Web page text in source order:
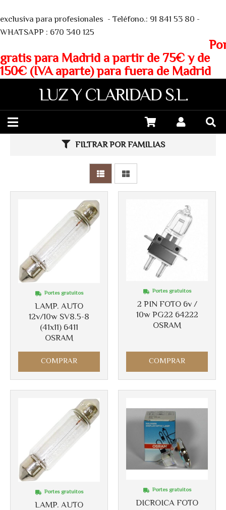
exclusiva para profesionales - Teléfono.: 91 841 53 80 -
WHATSAPP : 670 340 125
gratis para Madrid a partir de 75€ y de
150€ (IVA aparte) para fuera de Madrid
LUZ Y CLARIDAD S.L.
FILTRAR POR FAMILIAS
LAMP. AUTO
12v/10w SV8.5-8
(41x11) 6411
OSRAM
Portes gratuitos
COMPRAR
2 PIN FOTO 6v /
10w PG22 64222
OSRAM
Portes gratuitos
COMPRAR
LAMP. AUTO
Portes gratuitos
DICROICA FOTO
Portes gratuitos
Más info
Más info
Más info